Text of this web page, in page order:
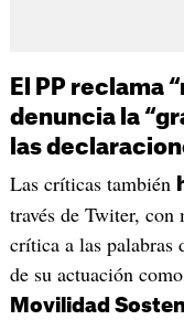
El PP reclama
denuncia la
las
Las críticas también
través de Twiter, con
crítica a las palabras
de su actuación
Movilidad